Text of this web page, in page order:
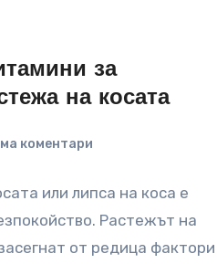
за
на косата
коментари
или липса на коса е
Растежът на
от редица фактори